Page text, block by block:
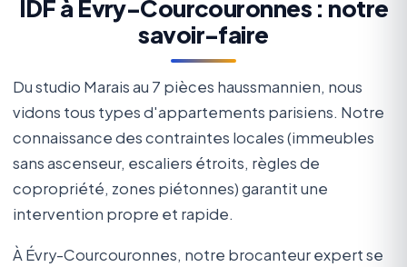
IDF à Évry-Courcouronnes : notre
savoir-faire
Du studio Marais au 7 pièces haussmannien, nous
vidons tous types d'appartements parisiens. Notre
connaissance des contraintes locales (immeubles
sans ascenseur, escaliers étroits, règles de
copropriété, zones piétonnes) garantit une
intervention propre et rapide.
À Évry-Courcouronnes, notre brocanteur expert se